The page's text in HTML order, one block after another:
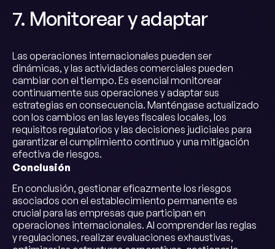
7. Monitorear y adaptar
Las operaciones internacionales pueden ser
dinámicas, y las actividades comerciales pueden
cambiar con el tiempo. Es esencial monitorear
continuamente sus operaciones y adaptar sus
estrategias en consecuencia. Manténgase actualizado
con los cambios en las leyes fiscales locales, los
requisitos regulatorios y las decisiones judiciales para
garantizar el cumplimiento continuo y una mitigación
efectiva de riesgos.
Conclusión
En conclusión, gestionar eficazmente los riesgos
asociados con el establecimiento permanente es
crucial para las empresas que participan en
operaciones internacionales. Al comprender las reglas
y regulaciones, realizar evaluaciones exhaustivas,